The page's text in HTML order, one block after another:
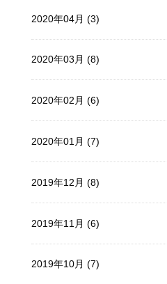
2020年04月 (3)
2020年03月 (8)
2020年02月 (6)
2020年01月 (7)
2019年12月 (8)
2019年11月 (6)
2019年10月 (7)